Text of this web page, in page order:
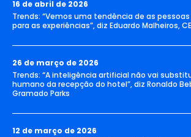
16 de abril de 2026
Trends: “Vemos uma tendência de as
para as experiências”, diz Eduardo Malheiros,
26 de março de 2026
Trends: “A inteligência artificial não vai
humano da recepção do hotel”, diz Ronaldo
Gramado Parks
12 de março de 2026